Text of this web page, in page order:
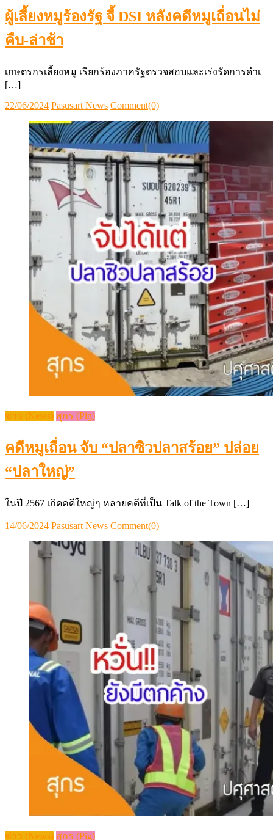
ผู้เลี้ยงหมูร้องรัฐ จี้ DSI หลังคดีหมูเถื่อนไม่
คืบ-ล่าช้า
เกษตรกรเลี้ยงหมู เรียกร้องภาครัฐตรวจสอบและเร่งรัดการดำเ
[…]
Posted
22/06/2024 Author
Pasusart News Comment(0)
ข่าว (News) สุกร (Pig)
คดีหมูเถื่อน จับ “ปลาซิวปลาสร้อย” ปล่อย
“ปลาใหญ่”
ในปี 2567 เกิดคดีใหญ่ๆ หลายคดีที่เป็น Talk of the Town […]
Posted
14/06/2024 Author
Pasusart News Comment(0)
ข่าว (News) สุกร (Pig)